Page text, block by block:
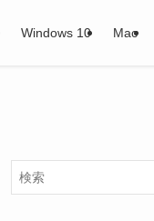
Windows 10 Mac